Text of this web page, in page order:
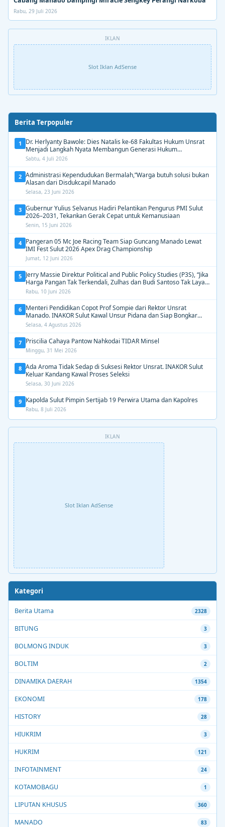
Rabu, 29 Juli 2026
IKLAN
Slot Iklan AdSense
Berita Terpopuler
1
Dr. Herlyanty Bawole: Dies Natalis ke-68 Fakultas Hukum Unsrat
Menjadi Langkah Nyata Membangun Generasi Hukum
Berdampak
Sabtu, 4 Juli 2026
2 Administrasi Kependudukan Bermalah,”Warga butuh solusi bukan
Alasan dari Disdukcapil Manado
Selasa, 23 Juni 2026
3 Gubernur Yulius Selvanus Hadiri Pelantikan Pengurus PMI Sulut
2026–2031, Tekankan Gerak Cepat untuk Kemanusiaan
Senin, 15 Juni 2026
4 Pangeran 05 Mc Joe Racing Team Siap Guncang Manado Lewat
IMI Fest Sulut 2026 Apex Drag Championship
Jumat, 12 Juni 2026
5 Jerry Massie Direktur Political and Public Policy Studies (P3S), “Jika
Harga Pangan Tak Terkendali, Zulhas dan Budi Santoso Tak Layak
Dipertahankan”
Rabu, 10 Juni 2026
6 Menteri Pendidikan Copot Prof Sompie dari Rektor Unsrat
Manado. INAKOR Sulut Kawal Unsur Pidana dan Siap Bongkar
Aroma Busuk di Suksesi Rektor
Selasa, 4 Agustus 2026
7 Priscilia Cahaya Pantow Nahkodai TIDAR Minsel
Minggu, 31 Mei 2026
8 Ada Aroma Tidak Sedap di Suksesi Rektor Unsrat. INAKOR Sulut
Keluar Kandang Kawal Proses Seleksi
Selasa, 30 Juni 2026
9 Kapolda Sulut Pimpin Sertijab 19 Perwira Utama dan Kapolres
Rabu, 8 Juli 2026
IKLAN
Slot Iklan AdSense
Kategori
Berita Utama 2328
BITUNG 3
BOLMONG INDUK 3
BOLTIM 2
DINAMIKA DAERAH 1354
EKONOMI 178
HISTORY 28
HIUKRIM 3
HUKRIM 121
INFOTAINMENT 24
KOTAMOBAGU 1
LIPUTAN KHUSUS 360
MANADO 83